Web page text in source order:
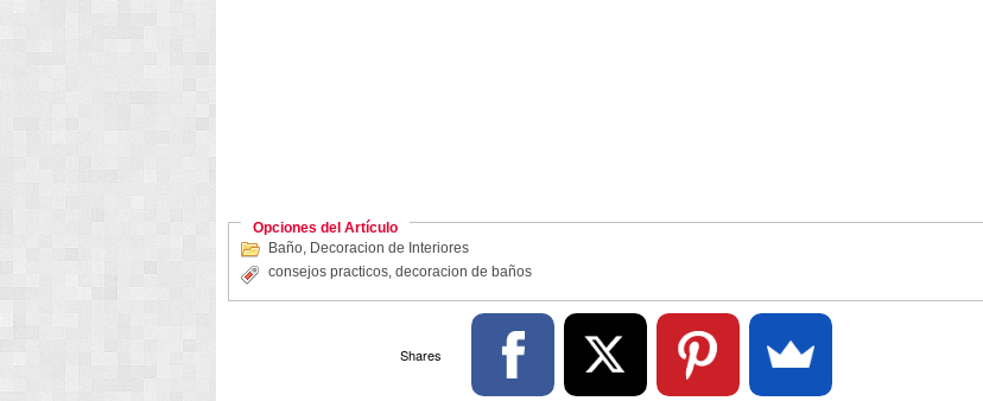
Opciones del Artículo
Baño, Decoracion de Interiores
consejos practicos, decoracion de baños
Shares